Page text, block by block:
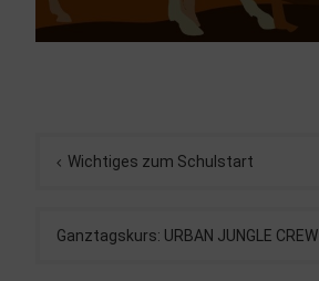
Wichtiges zum Schulstart
Ganztagskurs: URBAN JUNGLE CREW